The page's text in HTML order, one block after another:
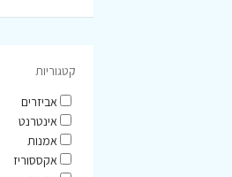
קטגוריות
אביזרים
אינטרנט
אמנות
אקססוריז